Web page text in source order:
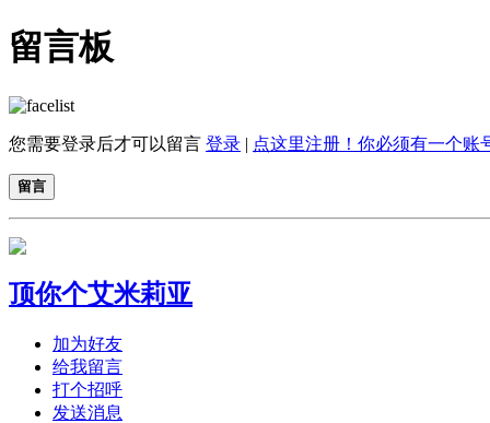
留言板
您需要登录后才可以留言 登录 | 点这里注册！你必须有一个账
留言
顶你个艾米莉亚
加为好友
给我留言
打个招呼
发送消息